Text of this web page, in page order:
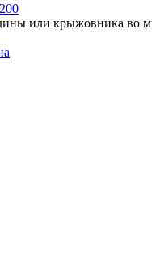
0
или крыжовника во